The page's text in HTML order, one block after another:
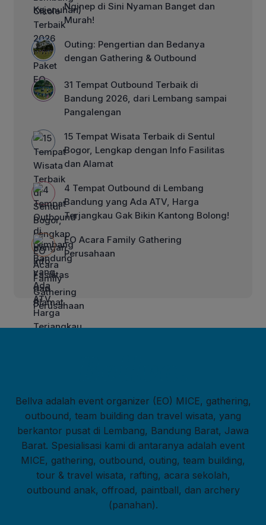
Nginep di Sini Nyaman Banget dan
Murah!
Outing: Pengertian dan Bedanya
dengan Gathering & Outbound
31 Tempat Outbound Terbaik di
Bandung 2026, dari Lembang sampai
Pangalengan
15 Tempat Wisata Terbaik di Sentul
Bogor, Lengkap dengan Info Fasilitas
dan Alamat
4 Tempat Outbound di Lembang
Bandung yang Ada ATV, Harga
Terjangkau Gak Bikin Kantong Bolong!
EO Acara Family Gathering
Perusahaan
Bellva adalah event organizer (EO) MICE, gathering,
outbound, team building dan travel wisata, yang
berkantor pusat di Lembang, Bandung Barat, Jawa
Barat. Spesialisasi kami di antaranya adalah event
MICE, gathering, outbound, outing, team building,
tour & travel wisata, rafting, acara sekolah,
outbound anak, offroad, paintball, dan archery
(panahan).